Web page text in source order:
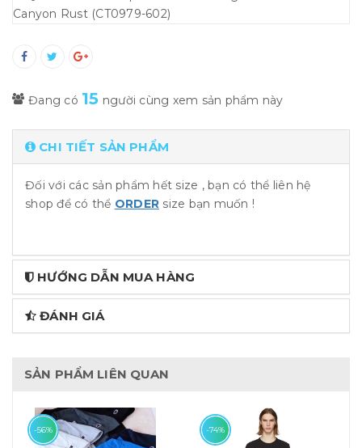
Đang có 15 người cùng xem sản phẩm này
CHI TIẾT SẢN PHẨM
Đối với các sản phẩm hết size , bạn có thể liên hệ
shop để có thể ORDER size bạn muốn !
HƯỚNG DẪN MUA HÀNG
ĐÁNH GIÁ
SẢN PHẨM LIÊN QUAN
-56% -74%